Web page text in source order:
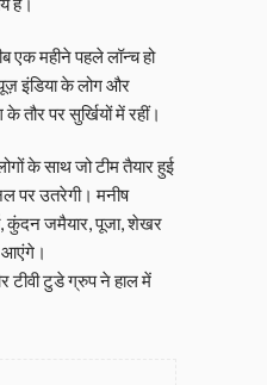
एक महीने पहले लॉन्च हो
इंडिया के लोग और
तौर पर सुर्खियों में रहीं।
के साथ जो टीम तैयार हुई
पर उतरेगी। मनीष
कुंदन जमैयार, पूजा, शेखर
आएंगे।
टीवी टुडे ग्रुप ने हाल में